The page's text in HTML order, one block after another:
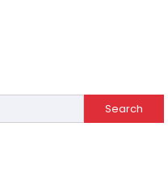
Search